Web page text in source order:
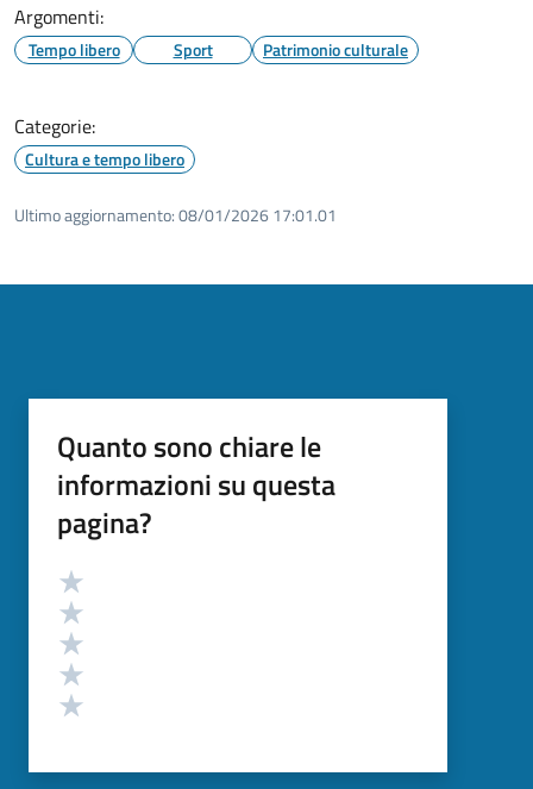
Argomenti:
Tempo libero Sport Patrimonio culturale
Categorie:
Cultura e tempo libero
Ultimo aggiornamento:08/01/2026 17:01.01
Quanto sono chiare le
informazioni su questa
pagina?
Valutazione